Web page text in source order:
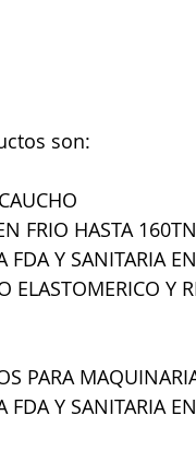
son:
FRIO HASTA 160TN
FDA Y SANITARIA
ELASTOMERICO Y
PARA
FDA Y SANITARIA